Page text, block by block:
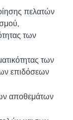
πελατών
των
των
επιδόσεων
αποθεμάτων